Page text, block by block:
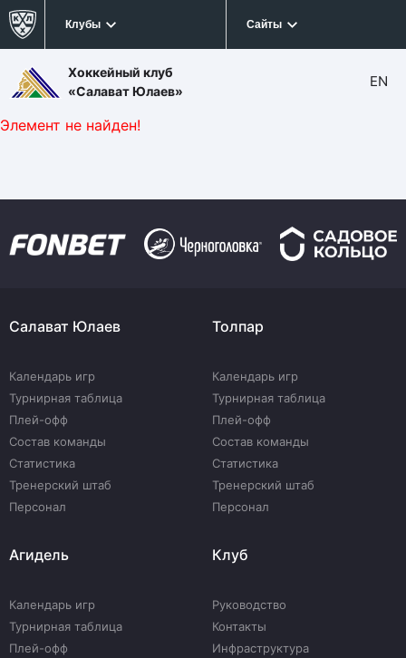
Клубы Сайты
Хоккейный клуб
«Салават Юлаев»
EN
Элемент не найден!
Салават Юлаев
Календарь игр
Турнирная таблица
Плей-офф
Состав команды
Статистика
Тренерский штаб
Персонал
Толпар
Календарь игр
Турнирная таблица
Плей-офф
Состав команды
Статистика
Тренерский штаб
Персонал
Агидель
Календарь игр
Турнирная таблица
Плей-офф
Клуб
Руководство
Контакты
Инфраструктура